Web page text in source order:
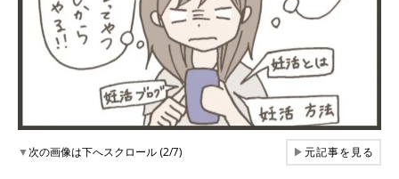
▼次の画像は下へスクロール (2/7) ▶元記事を見る